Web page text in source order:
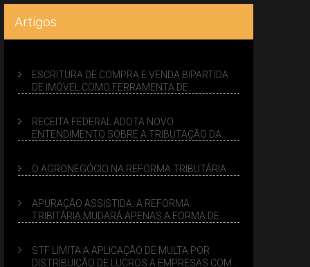
Artigos
ESCRITURA DE COMPRA E VENDA BIPARTIDA
DE IMÓVEL COMO FERRAMENTA DE
RECEITA FEDERAL ADOTA NOVO
ENTENDIMENTO SOBRE A TRIBUTAÇÃO DA
O AGRONEGÓCIO NA REFORMA TRIBUTÁRIA
APURAÇÃO ASSISTIDA: A REFORMA
TRIBITÁRIA MUDARÁ APENAS A FORMA DE
STF LIMITA A APLICAÇÃO DE MULTA POR
DISTRIBUIÇÃO DE LUCROS A EMPRESAS COM